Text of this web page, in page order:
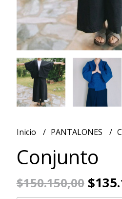
Inicio PANTALONES
Conjunto
$150.150,00